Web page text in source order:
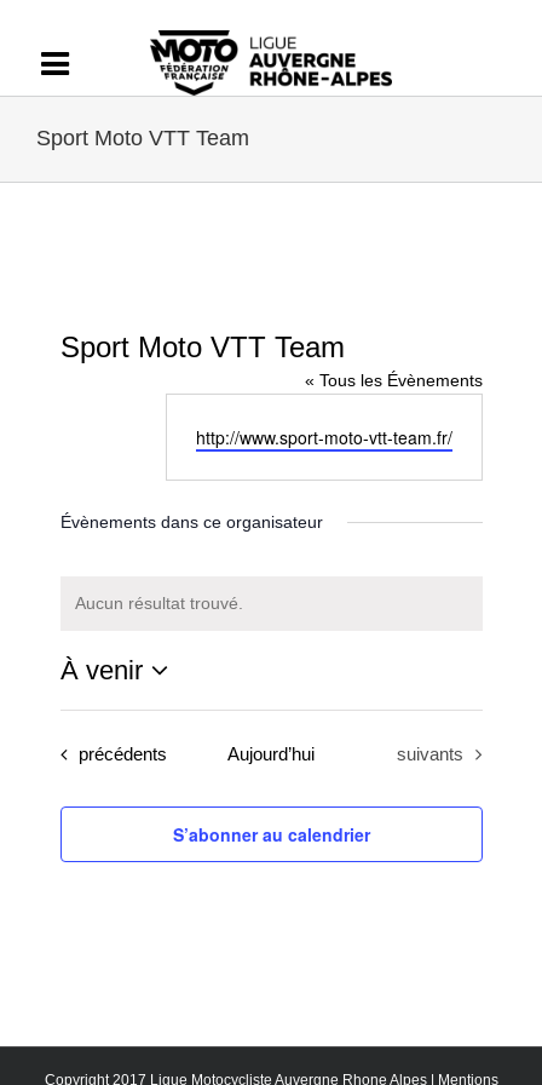
contenu
Sport Moto VTT Team
Sport Moto VTT Team
« Tous les Évènements
Site
http://www.sport-moto-vtt-team.fr/
Évènements dans ce organisateur
Notice
Aucun résultat trouvé.
À venir
Sélectionnez
uneÉvènements
précédents Aujourd’hui Évènements
suivants
S’abonner au calendrier
Copyright 2017 Ligue Motocycliste Auvergne Rhone Alpes | Mentions